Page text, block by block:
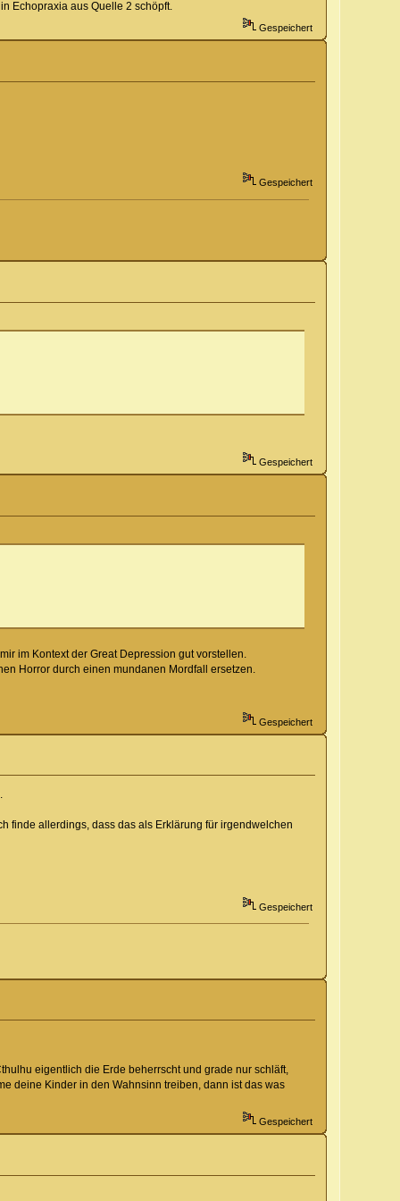
Echopraxia aus Quelle 2 schöpft.
Gespeichert
Gespeichert
Gespeichert
im Kontext der Great Depression gut vorstellen.
Horror durch einen mundanen Mordfall ersetzen.
Gespeichert
finde allerdings, dass das als Erklärung für irgendwelchen
Gespeichert
eigentlich die Erde beherrscht und grade nur schläft,
deine Kinder in den Wahnsinn treiben, dann ist das was
Gespeichert